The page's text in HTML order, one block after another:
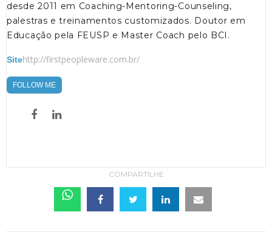
desde 2011 em Coaching-Mentoring-Counseling,
palestras e treinamentos customizados. Doutor em
Educação pela FEUSP e Master Coach pelo BCI.
Sitehttp://firstpeopleware.com.br/
FOLLOW ME
COMPARTILHE